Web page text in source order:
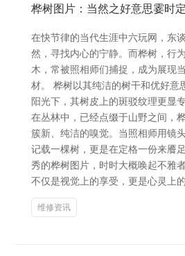
桦树图片：当然之好意思霎时
在快节律的当代生涯中六玩网，东
然，寻找内心的宁静。而桦树，行
木，常被照相师们捕捉，成为展现
材。 桦树以其纯洁的树干和优好意
阳光下，其树皮上的斑驳纹理更显
在丛林中，已经点缀于山野之间，
簇新、纯洁的嗅觉。当照相师用镜
记载一棵树，更是在定格一份来餍
秀的桦树图片，时时大概唤起不雅
不仅是视觉上的享受，更是心灵上
维修资讯